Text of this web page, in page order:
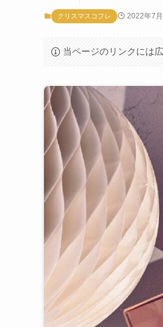
クリスマスコフレ 2022年7
当ページのリンクには